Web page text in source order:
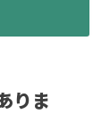
りま